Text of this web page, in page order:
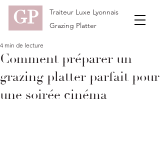
GP
Traiteur Luxe Lyonnais
Grazing Platter
Comment préparer un
grazing platter parfait pour
une soirée cinéma
4 min de lecture